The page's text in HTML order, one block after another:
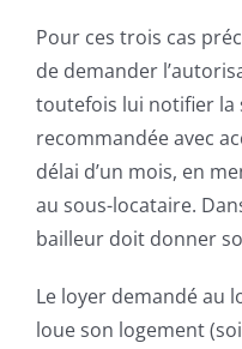
Pour ces trois cas
de demander
toutefois lui notifier
recommandée avec
délai d’un mois, en
au sous-locataire.
bailleur doit donner
Le loyer demandé au
loue son logement